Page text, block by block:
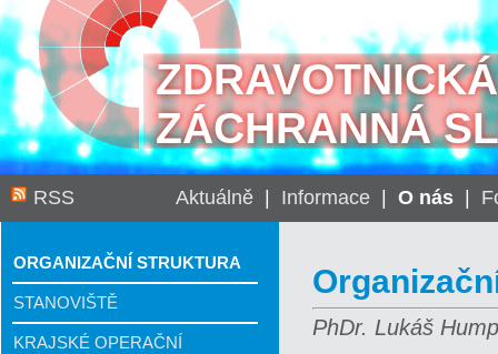
ZDRAVOTNICKÁ
ZÁCHRANNÁ
RSS Aktuálně Informace O nás
ORGANIZAČNÍ STRUKTURA
STANOVIŠTĚ
KRAJSKÉ OPERAČNÍ
PhDr. Lukáš